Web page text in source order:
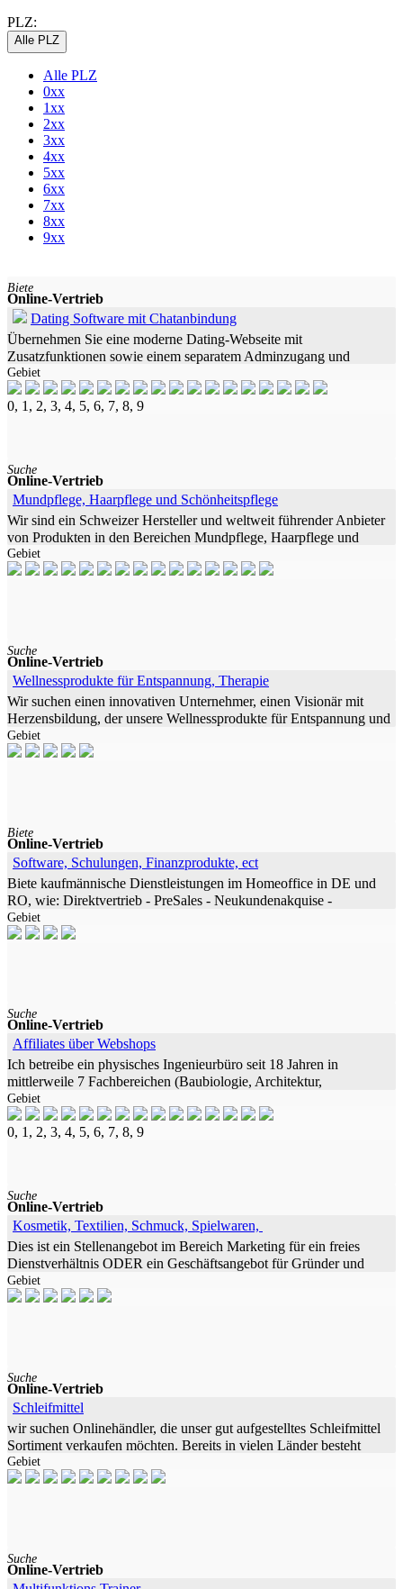
PLZ:
Alle PLZ
Alle PLZ
0xx
1xx
2xx
3xx
4xx
5xx
6xx
7xx
8xx
9xx
Biete
Online-Vertrieb
Dating Software mit Chatanbindung
Übernehmen Sie eine moderne Dating-Webseite mit
Zusatzfunktionen sowie einem separatem Adminzugang und
Moderationspanel Die Software wurde fertig programmiert war
aber noch nicht im
Gebiet
0, 1, 2, 3, 4, 5, 6, 7, 8, 9
Suche
Online-Vertrieb
Mundpflege, Haarpflege und Schönheitspflege
Wir sind ein Schweizer Hersteller und weltweit führender Anbieter
von Produkten in den Bereichen Mundpflege, Haarpflege und
Schönheitspflege. Die Qualität unserer Produkte genießt höchste
Priorität
Gebiet
Suche
Online-Vertrieb
Wellnessprodukte für Entspannung, Therapie
Wir suchen einen innovativen Unternehmer, einen Visionär mit
Herzensbildung, der unsere Wellnessprodukte für Entspannung und
Wohlbefinden vermarktet. Wir haben eine große Zielgruppe, daher
sind
Gebiet
Biete
Online-Vertrieb
Software, Schulungen, Finanzprodukte, ect
Biete kaufmännische Dienstleistungen im Homeoffice in DE und
RO, wie: Direktvertrieb - PreSales - Neukundenakquise -
Vertriebsaufbau - Terminierung, sowie Messevorbereitungen und
Messekontakte
Gebiet
Suche
Online-Vertrieb
Affiliates über Webshops
Ich betreibe ein physisches Ingenieurbüro seit 18 Jahren in
mittlerweile 7 Fachbereichen (Baubiologie, Architektur,
Bausachverstand, Gesundheit, Umwelt, SiGeKo, Energie) in
Deutschland/NRW - Fokus
Gebiet
0, 1, 2, 3, 4, 5, 6, 7, 8, 9
Suche
Online-Vertrieb
Kosmetik, Textilien, Schmuck, Spielwaren,
Dies ist ein Stellenangebot im Bereich Marketing für ein freies
Dienstverhältnis ODER ein Geschäftsangebot für Gründer und
Unternehmer in ganz Deutschland und Österreich. Ihre Aufgabe ist
die
Gebiet
Suche
Online-Vertrieb
Schleifmittel
wir suchen Onlinehändler, die unser gut aufgestelltes Schleifmittel
Sortiment verkaufen möchten. Bereits in vielen Länder besteht
schon ein Produktkatalog, einfach im bestehenden Katalog
aufrufen
Gebiet
Suche
Online-Vertrieb